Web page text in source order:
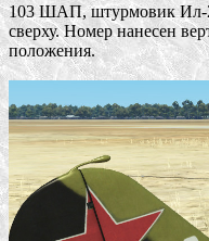
103 ШАП, штурмовик Ил-2
сверху. Номер нанесен
положения.